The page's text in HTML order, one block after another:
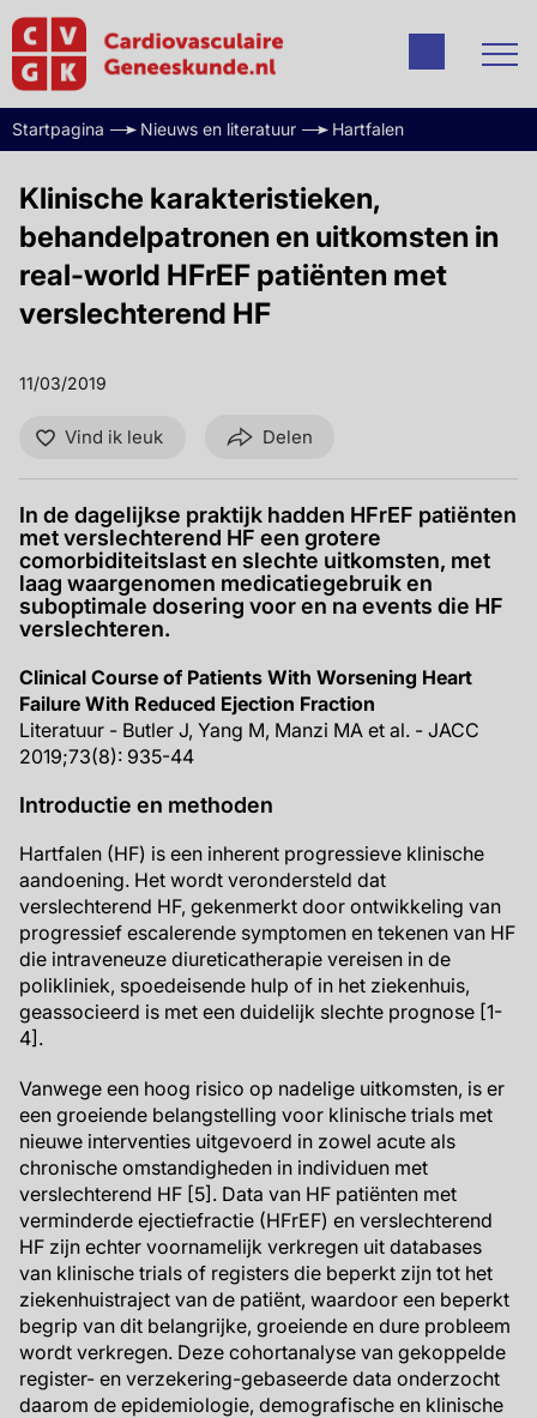
Startpagina Nieuws en literatuur Hartfalen
Klinische karakteristieken,
behandelpatronen en uitkomsten in
real-world HFrEF patiënten met
verslechterend HF
11/03/2019
Vind ik leuk Delen
In de dagelijkse praktijk hadden HFrEF patiënten
met verslechterend HF een grotere
comorbiditeitslast en slechte uitkomsten, met
laag waargenomen medicatiegebruik en
suboptimale dosering voor en na events die HF
verslechteren.
Clinical Course of Patients With Worsening Heart
Failure With Reduced Ejection Fraction
Literatuur - Butler J, Yang M, Manzi MA et al. - JACC
2019;73(8): 935-44
Introductie en methoden
Hartfalen (HF) is een inherent progressieve klinische
aandoening. Het wordt verondersteld dat
verslechterend HF, gekenmerkt door ontwikkeling van
progressief escalerende symptomen en tekenen van HF
die intraveneuze diureticatherapie vereisen in de
polikliniek, spoedeisende hulp of in het ziekenhuis,
geassocieerd is met een duidelijk slechte prognose [1-
4].
Vanwege een hoog risico op nadelige uitkomsten, is er
een groeiende belangstelling voor klinische trials met
nieuwe interventies uitgevoerd in zowel acute als
chronische omstandigheden in individuen met
verslechterend HF [5]. Data van HF patiënten met
verminderde ejectiefractie (HFrEF) en verslechterend
HF zijn echter voornamelijk verkregen uit databases
van klinische trials of registers die beperkt zijn tot het
ziekenhuistraject van de patiënt, waardoor een beperkt
begrip van dit belangrijke, groeiende en dure probleem
wordt verkregen. Deze cohortanalyse van gekoppelde
register- en verzekering-gebaseerde data onderzocht
daarom de epidemiologie, demografische en klinische